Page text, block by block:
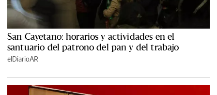
San Cayetano: horarios y actividades en el
santuario del patrono del pan y del trabajo
elDiarioAR